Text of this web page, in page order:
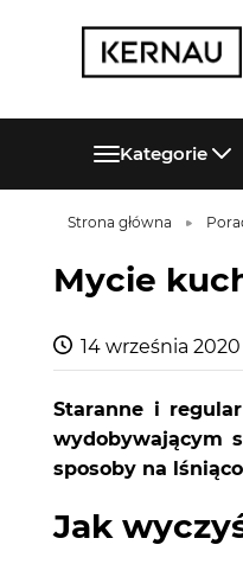
Kategorie
Strona główna
Mycie
14 września 2020
Staranne i
wydobywającym
sposoby na
Jak